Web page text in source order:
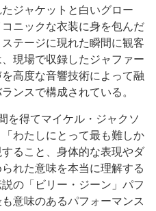
ジャケットと白いグロー
ニックな衣装に身を包んだ
テージに現れた瞬間に観客
現場で収録したジャファー
高度な音響技術によって融
ンスで構成されている。
得てマイケル・ジャクソ
わたしにとって最も難しか
ること、身体的な表現やダ
れた意味を本当に理解する
の「ビリー・ジーン」パフ
意味のあるパフォーマンス